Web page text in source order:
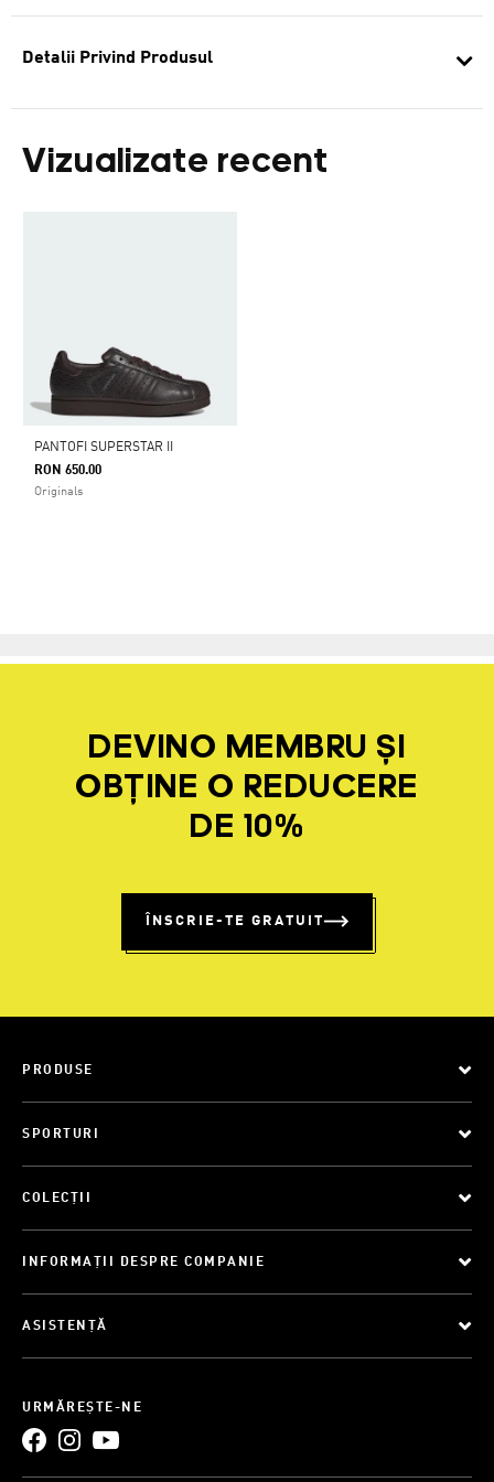
Detalii Privind Produsul
Vizualizate recent
PANTOFI SUPERSTAR II
RON 650.00
Originals
DEVINO MEMBRU ȘI
OBȚINE O REDUCERE
DE 10%
ÎNSCRIE-TE GRATUIT
PRODUSE
SPORTURI
COLECȚII
INFORMAȚII DESPRE COMPANIE
ASISTENȚĂ
URMĂREȘTE-NE